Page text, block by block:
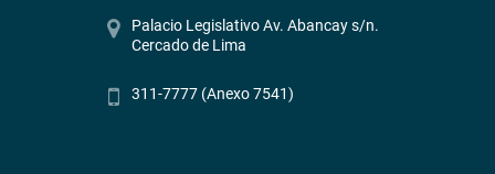
Palacio Legislativo Av. Abancay s/n.
Cercado de Lima
311-7777 (Anexo 7541)